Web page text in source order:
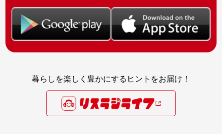
暮らしを楽しく豊かにするヒントをお届け！